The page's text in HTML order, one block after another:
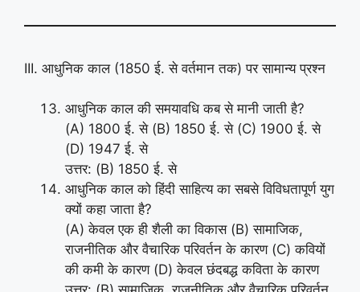
III. आधुनिक काल (1850 ई. से वर्तमान तक) पर सामान्य प्रश्न
आधुनिक काल की समयावधि कब से मानी जाती है?
(A) 1800 ई. से (B) 1850 ई. से (C) 1900 ई. से
(D) 1947 ई. से
उत्तर: (B) 1850 ई. से
आधुनिक काल को हिंदी साहित्य का सबसे विविधतापूर्ण युग
क्यों कहा जाता है?
(A) केवल एक ही शैली का विकास (B) सामाजिक,
राजनीतिक और वैचारिक परिवर्तन के कारण (C) कवियों
की कमी के कारण (D) केवल छंदबद्ध कविता के कारण